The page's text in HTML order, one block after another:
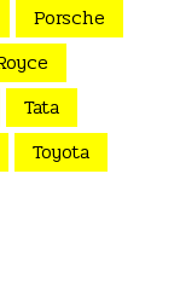
Porsche
Tata
Toyota